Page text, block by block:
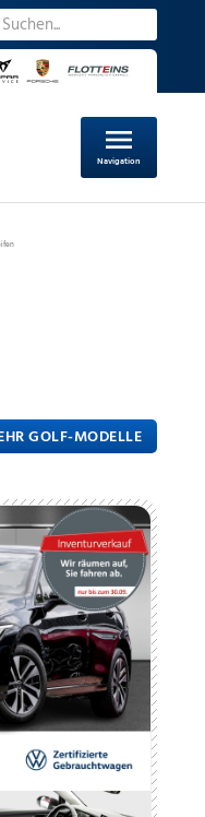
menu
Navigation
GOLF-MODELLE